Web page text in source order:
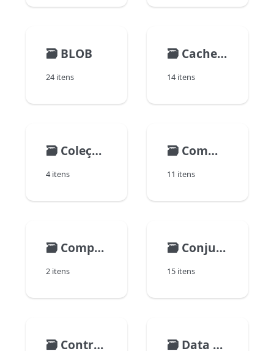
🗃️ BLOB
24 itens
🗃️ Cache Management
14 itens
🗃️ Coleções
4 itens
🗃️ Communications
11 itens
🗃️ Compiler
2 itens
🗃️ Conjuntos
15 itens
🗃️ Controle de entrada 🗃️ Data e Horas